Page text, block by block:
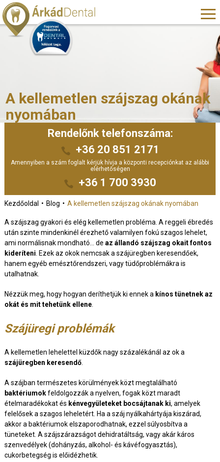
A kellemetlen szájszag okának
nyomában
Rendelőnk telefonszáma:
+36 20 851 2171
Amennyiben a szám foglalt kérjük hívja a központi recepciónkat az alábbi
elérhetőségen
+36 1 700 3930
Kezdőoldal Blog A kellemetlen szájszag okának nyomában
A szájszag gyakori és elég kellemetlen probléma. A reggeli ébredés
után szinte mindenkinél érezhető valamilyen fokú szagos lehelet,
ami normálisnak mondható… de az állandó szájszag okait fontos
kideríteni . Ezek az okok nemcsak a szájüregben keresendőek,
hanem egyéb emésztőrendszeri, vagy tüdőproblémákra is
utalhatnak.
Nézzük meg, hogy hogyan deríthetjük ki ennek a kínos tünetnek az
okát és mit tehetünk ellene.
Szájüregi problémák
A kellemetlen lehelettel küzdők nagy százalékánál az ok a
szájüregben keresendő.
A szájban természetes körülmények közt megtalálható
baktériumokfeldolgozzák a nyelven, fogak közt maradt
ételmaradékokat és kénvegyületeket bocsájtanak ki, amelyek
felelősek a szagos leheletért. Ha a száj nyálkahártyája kiszárad,
akkor a baktériumok elszaporodhatnak, ezzel súlyosbítva a
tüneteket. A szájszárazságot dehidratáltság, vagy akár káros
szenvedélyek (dohányzás, alkohol- és kávéfogyasztás),
cukorbetegség is előidézhetik.